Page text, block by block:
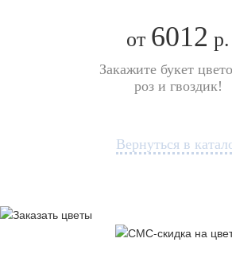
от 6012 р.
Закажите букет
роз и гвоздик!
Вернуться в